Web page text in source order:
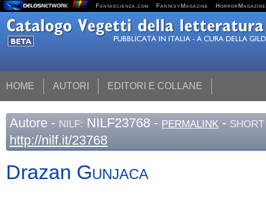
Fantascienza.com FantasyMagazine HorrorMagazine
HOME AUTORI EDITORI E COLLANE
Autore - NILF: NILF23768 - PERMALINK -
http://nilf.it/23768
Drazan Gunjaca